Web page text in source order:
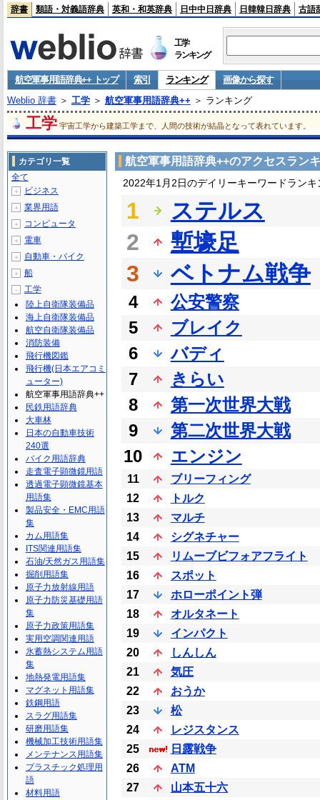
辞書 類語・対義語辞典 英和・和英辞典 日中中日辞典 日韓韓日辞典 古語
工学
ランキング
航空軍事用語辞典++ トップ 索引 ランキング
画像から探す
Weblio 辞書＞ 工学＞ 航空軍事用語辞典++ ＞ ランキング
工学 宇宙工学から建築工学まで、人間の技術が結晶となって表れています。
航空軍事用語辞典++のアクセスラン
2022年1月2日のデイリーキーワードランキ
1
ステルス
2
塹壕足
3
ベトナム戦争
4
公安警察
5
ブレイク
6
バディ
7
きらい
8
第一次世界大戦
9
第二次世界大戦
10
エンジン
11
ブリーフィング
12
トルク
13
マルチ
14
シグネチャー
15
リムーブビフォアフライト
16
スポット
17
ホローポイント弾
18
オルタネート
19
インパクト
20
しんしん
21
気圧
22
おうか
23
松
24
レジスタンス
25
日露戦争
26
ATM
27
山本五十六
カテゴリ一覧
全て
＋ ビジネス
＋ 業界用語
＋ コンピュータ
＋ 電車
＋ 自動車・バイク
＋ 船
－
工学
陸上自衛隊装備品
海上自衛隊装備品
航空自衛隊装備品
消防装備
飛行機図鑑
飛行機(日本エアコミ
ューター)
航空軍事用語辞典++
民鉄用語辞典
大車林
日本の自動車技術
240選
バイク用語辞典
走査電子顕微鏡用語
透過電子顕微鏡基本
用語集
製品安全・EMC用語
集
カム用語集
ITS関連用語集
石油/天然ガス用語集
掘削用語集
原子力放射線用語
原子力防災基礎用語
集
原子力政策用語集
実用空調関連用語
氷蓄熱システム用語
集
地熱発電用語集
マグネット用語集
鉄鋼用語
スラグ用語集
研磨用語集
機械加工技術用語集
メンテナンス用語集
プラスチック処理用
語
材料用語